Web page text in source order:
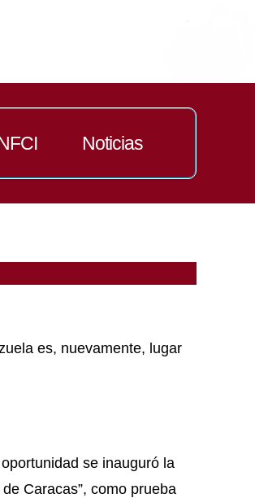
Noticias
es, nuevamente, lugar
se inauguró la
Caracas”, como prueba